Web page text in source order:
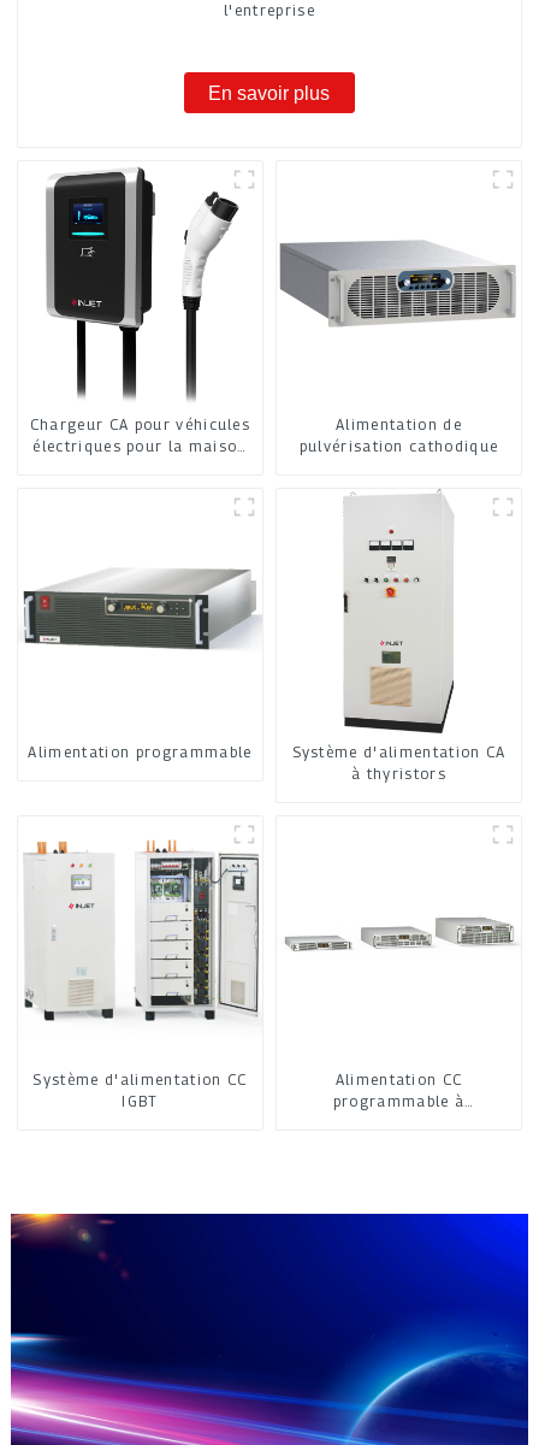
l'entreprise
En savoir plus
Chargeur CA pour véhicules
électriques pour la maison
Alimentation de
pulvérisation cathodique
Alimentation programmable
Système d'alimentation CA
à thyristors
Système d'alimentation CC
IGBT
Alimentation CC
programmable à